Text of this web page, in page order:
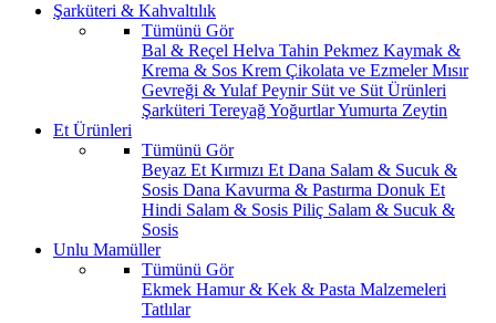
Şarküteri & Kahvaltılık
Tümünü Gör
Bal & Reçel Helva Tahin Pekmez Kaymak &
Krema & Sos Krem Çikolata ve EzmelerMısır
Gevreği & YulafPeynir Süt ve Süt Ürünleri
Şarküteri TereyağYoğurtlarYumurta Zeytin
Et Ürünleri
Tümünü Gör
Beyaz Et Kırmızı Et Dana Salam & Sucuk &
Sosis Dana Kavurma & Pastırma Donuk Et
Hindi Salam & Sosis Piliç Salam & Sucuk &
Sosis
Unlu Mamüller
Tümünü Gör
Ekmek Hamur & Kek & Pasta Malzemeleri
Tatlılar